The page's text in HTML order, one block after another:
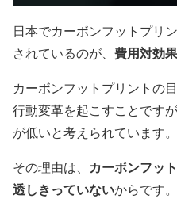
日本でカーボンフットプリ
されているのが、 費用対効
カーボンフットプリントの
行動変革を起こすことです
が低いと考えられています。
その理由は、 カーボンフッ
透しきっていないからです